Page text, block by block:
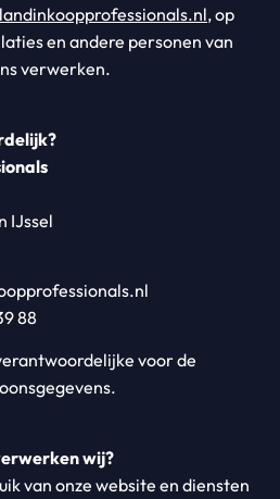
, op
en andere personen van
verwerken.
IJssel
88
voor de
wij?
van onze website en diensten